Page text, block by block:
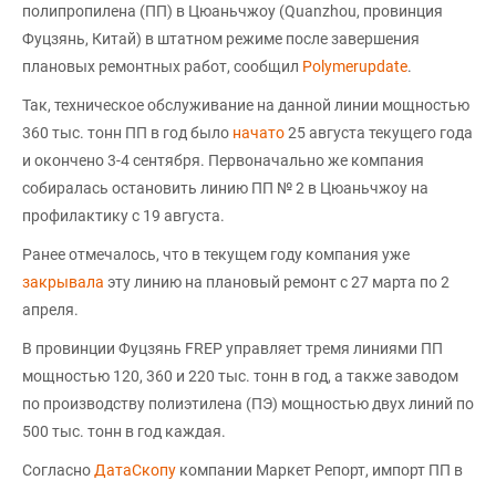
полипропилена (ПП) в Цюаньчжоу (Quanzhou, провинция
Фуцзянь, Китай) в штатном режиме после завершения
плановых ремонтных работ, сообщил Polymerupdate.
Так, техническое обслуживание на данной линии мощностью
360 тыс. тонн ПП в год было начато25 августа текущего года
и окончено 3-4 сентября. Первоначально же компания
собиралась остановить линию ПП № 2 в Цюаньчжоу на
профилактику с 19 августа.
Ранее отмечалось, что в текущем году компания уже
закрывала эту линию на плановый ремонт с 27 марта по 2
апреля.
В провинции Фуцзянь FREP управляет тремя линиями ПП
мощностью 120, 360 и 220 тыс. тонн в год, а также заводом
по производству полиэтилена (ПЭ) мощностью двух линий по
500 тыс. тонн в год каждая.
Согласно ДатаСкопу компании Маркет Репорт, импорт ПП в